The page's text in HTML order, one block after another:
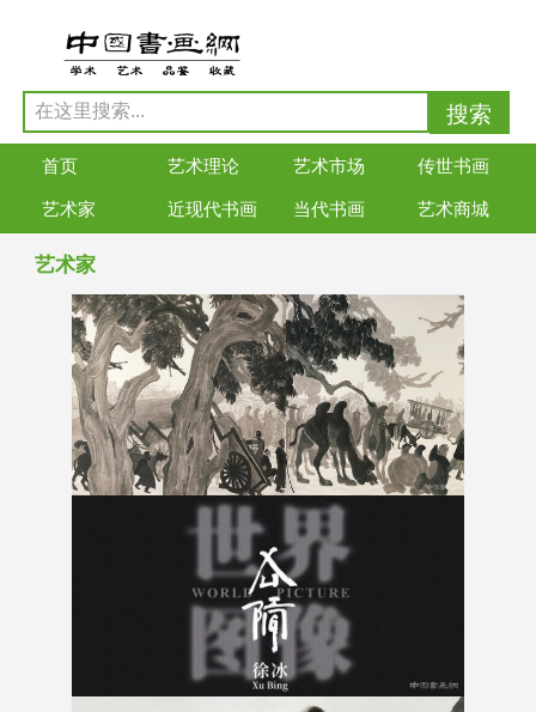
首页 艺术理论 艺术市场 传世书画
艺术家 近现代书画 当代书画 艺术商城
艺术家